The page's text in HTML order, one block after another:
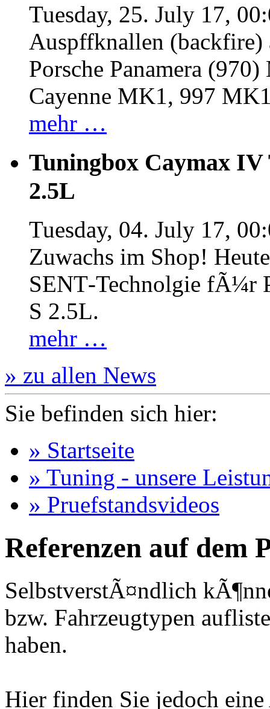
Tuesday, 25. July 17,
Auspffknallen
Porsche Panamera
Cayenne MK1, 997
mehr …
Tuningbox Caymax IV
2.5L
Tuesday, 04. July 17,
Zuwachs im Shop!
SENT‐Technolgie fÃ¼r
S 2.5L.
mehr …
» zu allen News
Sie befinden sich hier:
» Startseite
» Tuning - unsere
» Pruefstandsvideos
Referenzen auf dem
SelbstverstÃ¤ndlich
bzw. Fahrzeugtypen
haben.
Hier finden Sie jedoch